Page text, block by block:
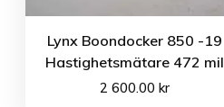
Lynx Boondocker 850 -19
Hastighetsmätare 472 mil
2 600.00 kr